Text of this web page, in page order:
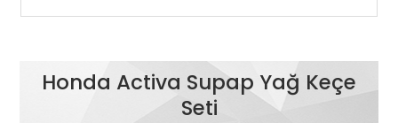
Honda Activa Supap Yağ Keçe
Seti